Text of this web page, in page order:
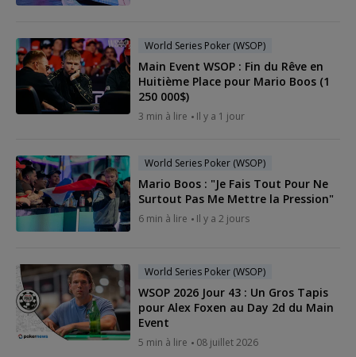
World Series Poker (WSOP)
Main Event WSOP : Fin du Rêve en
Huitième Place pour Mario Boos (1
250 000$)
3 min à lire Il y a 1 jour
World Series Poker (WSOP)
Mario Boos : "Je Fais Tout Pour Ne
Surtout Pas Me Mettre la Pression"
6 min à lire Il y a 2 jours
World Series Poker (WSOP)
WSOP 2026 Jour 43 : Un Gros Tapis
pour Alex Foxen au Day 2d du Main
Event
5 min à lire 08 juillet 2026